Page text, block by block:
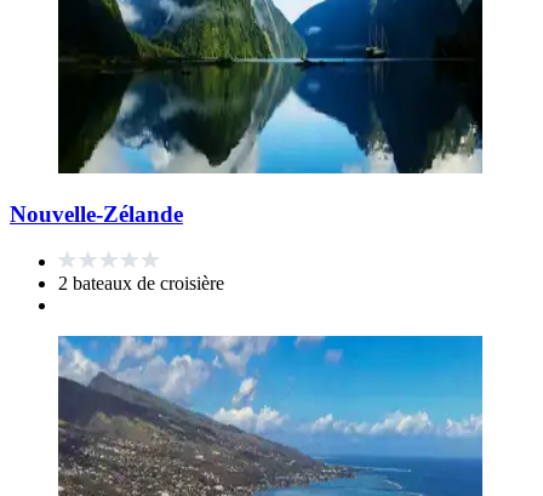
Nouvelle-Zélande
2 bateaux de croisière